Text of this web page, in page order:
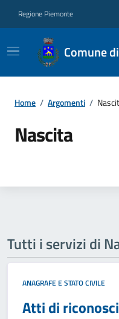
Regione Piemonte
Comune
Home / Argomenti /
Nascita
Tutti i servizi di
ANAGRAFE E STATO CIVILE
Atti di